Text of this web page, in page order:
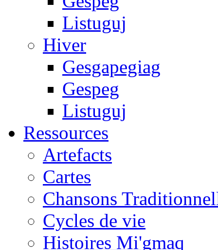
Listuguj
Hiver
Gesgapegiag
Gespeg
Listuguj
Ressources
Artefacts
Cartes
Chansons
Cycles de vie
Histoires Mi'gmaq